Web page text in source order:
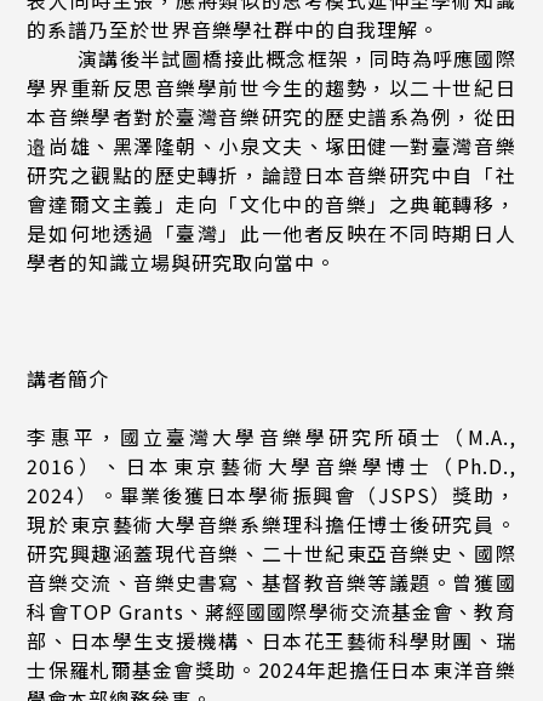
的系譜乃至於世界音樂學社群中的自我理解。
演講後半試圖橋接此概念框架，同時為呼應國際
學界重新反思音樂學前世今生的趨勢，以二十世紀日
本音樂學者對於臺灣音樂研究的歷史譜系為例，從田
邉尚雄、黑澤隆朝、小泉文夫、塚田健一對臺灣音樂
研究之觀點的歷史轉折，論證日本音樂研究中自「社
會達爾文主義」走向「文化中的音樂」之典範轉移，
是如何地透過「臺灣」此一他者反映在不同時期日人
學者的知識立場與研究取向當中。
講者簡介
李惠平，國立臺灣大學音樂學研究所碩士（M.A.,
2016）、日本東京藝術大學音樂學博士（Ph.D.,
2024）。畢業後獲日本學術振興會（JSPS）獎助，
現於東京藝術大學音樂系樂理科擔任博士後研究員。
研究興趣涵蓋現代音樂、二十世紀東亞音樂史、國際
音樂交流、音樂史書寫、基督教音樂等議題。曾獲國
科會TOP Grants、蔣經國國際學術交流基金會、教育
部、日本學生支援機構、日本花王藝術科學財團、瑞
士保羅札爾基金會獎助。2024年起擔任日本東洋音樂